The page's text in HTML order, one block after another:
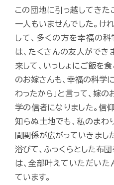
この団地に引っ越してきた
一人もいませんでした。け
して、多くの方を幸福の
は、たくさんの友人ができ
来して、いっしょにご飯を
のお嫁さんも、幸福の科学
わったから」と言って、嫁
学の信者になりました。信
知らぬ土地でも、私のまわ
間関係が広がっていきまし
浴びて、ふっくらとした布
は、全部叶えていただいた
ています。